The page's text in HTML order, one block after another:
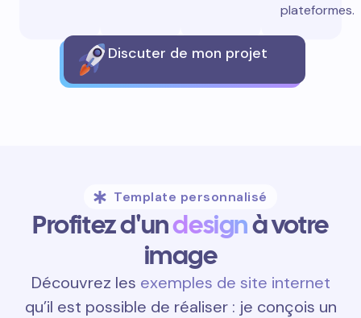
plateformes.
Discuter de mon projet
Template personnalisé
Profitez d'undesignà votre
image
Découvrez les exemples de site internet
qu’il est possible de réaliser : je conçois un